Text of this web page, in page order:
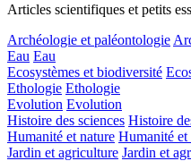
Articles scientifiques et petits
Archéologie et paléontologie
Eau Eau
Ecosystèmes et biodiversité
Ethologie Ethologie
Evolution Evolution
Histoire des sciences Histoire
Humanité et nature Humanité et
Jardin et agriculture Jardin et